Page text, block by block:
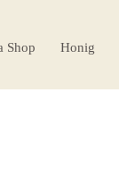
Shop Honig